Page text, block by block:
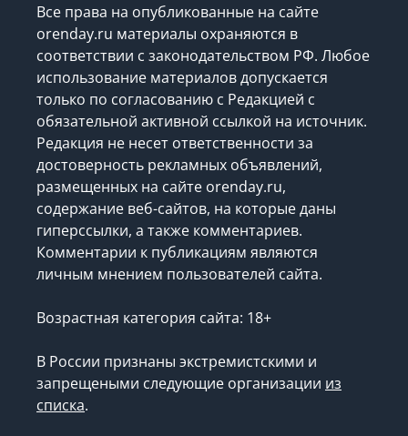
Все права на опубликованные на сайте
orenday.ru материалы охраняются в
соответствии с законодательством РФ. Любое
использование материалов допускается
только по согласованию с Редакцией с
обязательной активной ссылкой на источник.
Редакция не несет ответственности за
достоверность рекламных объявлений,
размещенных на сайте orenday.ru,
содержание веб-сайтов, на которые даны
гиперссылки, а также комментариев.
Комментарии к публикациям являются
личным мнением пользователей сайта.
Возрастная категория сайта: 18+
В России признаны экстремистскими и
запрещеными следующие организации из
списка.